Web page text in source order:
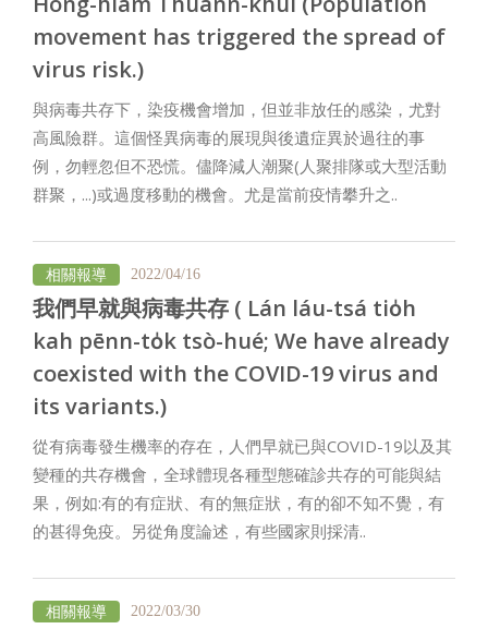
movement has triggered the spread of
virus risk.)
與病毒共存下，染疫機會增加，但並非放任的感染，尤對
高風險群。這個怪異病毒的展現與後遺症異於過往的事
例，勿輕忽但不恐慌。儘降減人潮聚(人聚排隊或大型活動
群聚，...)或過度移動的機會。尤是當前疫情攀升之..
相關報導 2022/04/16
我們早就與病毒共存 ( Lán láu-tsá tio̍h
kah pēnn-to̍k tsò-hué; We have already
coexisted with the COVID-19 virus and
its variants.)
從有病毒發生機率的存在，人們早就已與COVID-19以及其
變種的共存機會，全球體現各種型態確診共存的可能與結
果，例如:有的有症狀、有的無症狀，有的卻不知不覺，有
的甚得免疫。另從角度論述，有些國家則採清..
相關報導 2022/03/30